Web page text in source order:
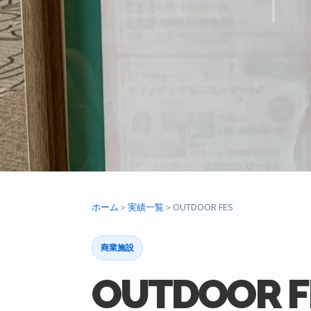
ホーム ＞実績一覧 ＞ OUTDOOR FES
商業施設
OUTDOOR